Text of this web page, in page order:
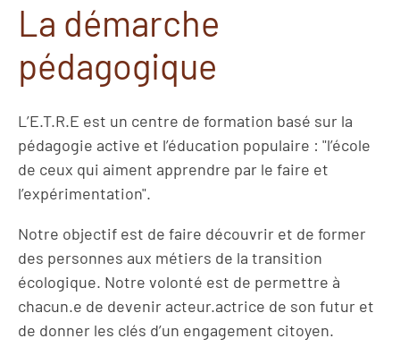
La démarche
pédagogique
L’E.T.R.E est un centre de formation basé sur la
pédagogie active et l’éducation populaire : "l’école
de ceux qui aiment apprendre par le faire et
l’expérimentation".
Notre objectif est de faire découvrir et de former
des personnes aux métiers de la transition
écologique. Notre volonté est de permettre à
chacun.e de devenir acteur.actrice de son futur et
de donner les clés d’un engagement citoyen.